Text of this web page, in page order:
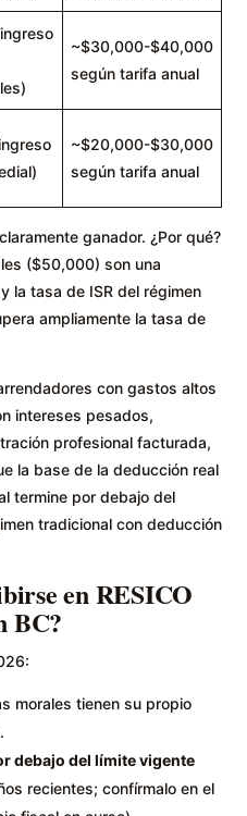
~$30,000-$40,000
según tarifa anual
~$20,000-$30,000
según tarifa anual
ganador. ¿Por qué?
($50,000) son una
la tasa de ISR del régimen
ampliamente la tasa de
con gastos altos
intereses pesados,
profesional facturada,
la base de la deducción real
termine por debajo del
tradicional con deducción
en RESICO
BC?
morales tienen su propio
debajo del límite vigente
recientes; confírmalo en el